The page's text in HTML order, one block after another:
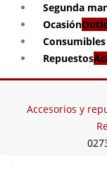
Segunda
Ocasión
Consumibles
Repuestos
Accesorios y